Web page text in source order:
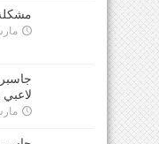
مارس
مارس